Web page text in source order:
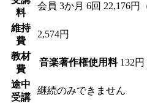
料
会員 3か月 6回 22,176円
維持
費
2,574円
教材
費
音楽著作権使用料 132円
途中
受講
継続のみできません